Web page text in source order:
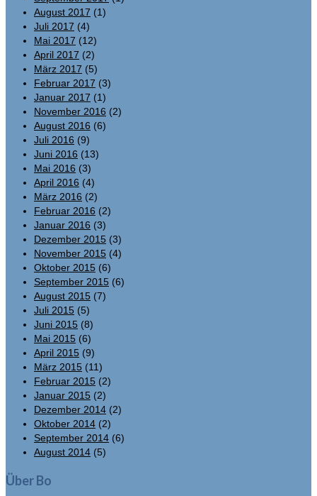
August 2017 (1)
Juli 2017 (4)
Mai 2017 (12)
April 2017 (2)
März 2017 (5)
Februar 2017 (3)
Januar 2017 (1)
November 2016 (2)
August 2016 (6)
Juli 2016 (9)
Juni 2016 (13)
Mai 2016 (3)
April 2016 (4)
März 2016 (2)
Februar 2016 (2)
Januar 2016 (3)
Dezember 2015 (3)
November 2015 (4)
Oktober 2015 (6)
September 2015 (6)
August 2015 (7)
Juli 2015 (5)
Juni 2015 (8)
Mai 2015 (6)
April 2015 (9)
März 2015 (11)
Februar 2015 (2)
Januar 2015 (2)
Dezember 2014 (2)
Oktober 2014 (2)
September 2014 (6)
August 2014 (5)
Über Bo